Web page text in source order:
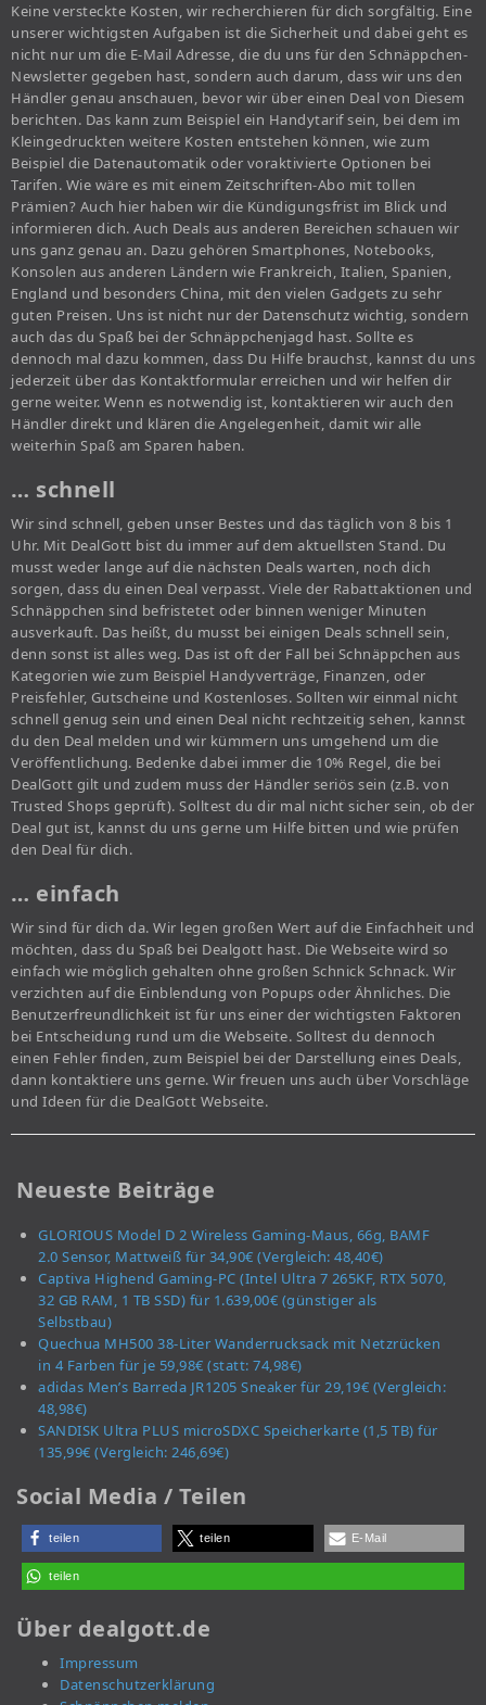
Keine versteckte Kosten, wir recherchieren für dich sorgfältig. Eine
unserer wichtigsten Aufgaben ist die Sicherheit und dabei geht es
nicht nur um die E-Mail Adresse, die du uns für den Schnäppchen-
Newsletter gegeben hast, sondern auch darum, dass wir uns den
Händler genau anschauen, bevor wir über einen Deal von Diesem
berichten. Das kann zum Beispiel ein Handytarif sein, bei dem im
Kleingedruckten weitere Kosten entstehen können, wie zum
Beispiel die Datenautomatik oder voraktivierte Optionen bei
Tarifen. Wie wäre es mit einem Zeitschriften-Abo mit tollen
Prämien? Auch hier haben wir die Kündigungsfrist im Blick und
informieren dich. Auch Deals aus anderen Bereichen schauen wir
uns ganz genau an. Dazu gehören Smartphones, Notebooks,
Konsolen aus anderen Ländern wie Frankreich, Italien, Spanien,
England und besonders China, mit den vielen Gadgets zu sehr
guten Preisen. Uns ist nicht nur der Datenschutz wichtig, sondern
auch das du Spaß bei der Schnäppchenjagd hast. Sollte es
dennoch mal dazu kommen, dass Du Hilfe brauchst, kannst du uns
jederzeit über das Kontaktformular erreichen und wir helfen dir
gerne weiter. Wenn es notwendig ist, kontaktieren wir auch den
Händler direkt und klären die Angelegenheit, damit wir alle
weiterhin Spaß am Sparen haben.
… schnell
Wir sind schnell, geben unser Bestes und das täglich von 8 bis 1
Uhr. Mit DealGott bist du immer auf dem aktuellsten Stand. Du
musst weder lange auf die nächsten Deals warten, noch dich
sorgen, dass du einen Deal verpasst. Viele der Rabattaktionen und
Schnäppchen sind befristetet oder binnen weniger Minuten
ausverkauft. Das heißt, du musst bei einigen Deals schnell sein,
denn sonst ist alles weg. Das ist oft der Fall bei Schnäppchen aus
Kategorien wie zum Beispiel Handyverträge, Finanzen, oder
Preisfehler, Gutscheine und Kostenloses. Sollten wir einmal nicht
schnell genug sein und einen Deal nicht rechtzeitig sehen, kannst
du den Deal melden und wir kümmern uns umgehend um die
Veröffentlichung. Bedenke dabei immer die 10% Regel, die bei
DealGott gilt und zudem muss der Händler seriös sein (z.B. von
Trusted Shops geprüft). Solltest du dir mal nicht sicher sein, ob der
Deal gut ist, kannst du uns gerne um Hilfe bitten und wie prüfen
den Deal für dich.
… einfach
Wir sind für dich da. Wir legen großen Wert auf die Einfachheit und
möchten, dass du Spaß bei Dealgott hast. Die Webseite wird so
einfach wie möglich gehalten ohne großen Schnick Schnack. Wir
verzichten auf die Einblendung von Popups oder Ähnliches. Die
Benutzerfreundlichkeit ist für uns einer der wichtigsten Faktoren
bei Entscheidung rund um die Webseite. Solltest du dennoch
einen Fehler finden, zum Beispiel bei der Darstellung eines Deals,
dann kontaktiere uns gerne. Wir freuen uns auch über Vorschläge
und Ideen für die DealGott Webseite.
Neueste Beiträge
GLORIOUS Model D 2 Wireless Gaming-Maus, 66g, BAMF
2.0 Sensor, Mattweiß für 34,90€ (Vergleich: 48,40€)
Captiva Highend Gaming-PC (Intel Ultra 7 265KF, RTX 5070,
32 GB RAM, 1 TB SSD) für 1.639,00€ (günstiger als
Selbstbau)
Quechua MH500 38-Liter Wanderrucksack mit Netzrücken
in 4 Farben für je 59,98€ (statt: 74,98€)
adidas Men’s Barreda JR1205 Sneaker für 29,19€ (Vergleich:
48,98€)
SANDISK Ultra PLUS microSDXC Speicherkarte (1,5 TB) für
135,99€ (Vergleich: 246,69€)
Social Media / Teilen
teilen teilen E-Mail
teilen
Über dealgott.de
Impressum
Datenschutzerklärung